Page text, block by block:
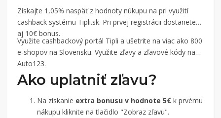
Získajte 1,05% naspäť z hodnoty núkupu na pri využití
cashback systému Tipli.sk. Pri prvej registrácii dostanete
aj 10€ bonus.
Využite cashbackový portál Tipli a ušetrite na viac ako 800
e-shopov na Slovensku. Využite zľavy a zľavové kódy na
Auto123.
Ako uplatniť zľavu?
Na získanie extra bonusu v hodnote 5€ k prvému
nákupu kliknite na tlačidlo "Zobraz zľavu".